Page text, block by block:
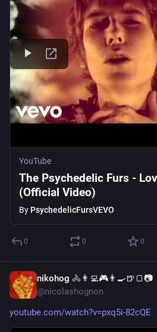
YouTube
The Psychedelic Furs -
(Official Video)
By PsychedelicFursVEVO
0 0 0
nikohog 🚴👨‍💻🎮👨‍🍳🍺🍞📷
@nicolashognon
youtube.com/watch?v=pxq5i-82cQE